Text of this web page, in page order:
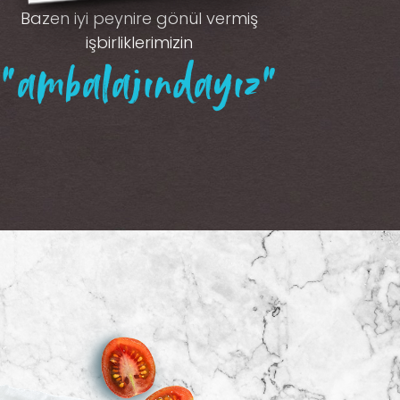
Bazen iyi peynire gönül vermiş
işbirliklerimizin
“ambalajındayız”